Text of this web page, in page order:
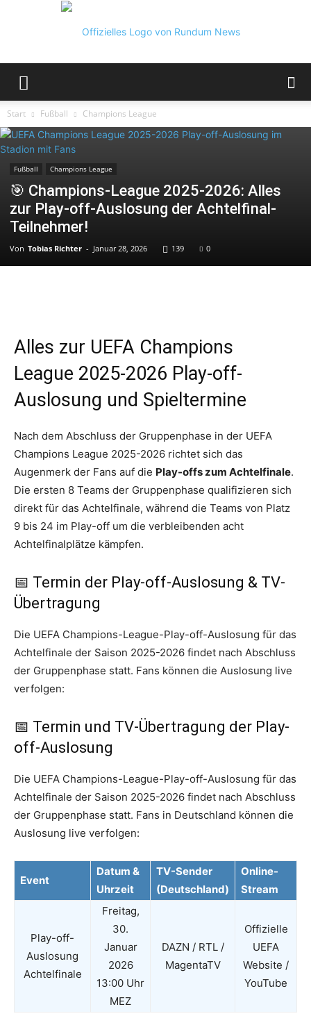
Start Fußball Champions League
Fußball Champions League
🎯 Champions-League 2025-2026: Alles
zur Play-off-Auslosung der Achtelfinal-
Teilnehmer!
Von Tobias Richter - Januar 28, 2026 139 0
Alles zur UEFA Champions
League 2025-2026 Play-off-
Auslosung und Spieltermine
Nach dem Abschluss der Gruppenphase in der UEFA
Champions League 2025-2026 richtet sich das
Augenmerk der Fans auf die Play-offs zum Achtelfinale.
Die ersten 8 Teams der Gruppenphase qualifizieren sich
direkt für das Achtelfinale, während die Teams von Platz
9 bis 24 im Play-off um die verbleibenden acht
Achtelfinalplätze kämpfen.
📅 Termin der Play-off-Auslosung & TV-
Übertragung
Die UEFA Champions-League-Play-off-Auslosung für das
Achtelfinale der Saison 2025-2026 findet nach Abschluss
der Gruppenphase statt. Fans können die Auslosung live
verfolgen:
📅 Termin und TV-Übertragung der Play-
off-Auslosung
Die UEFA Champions-League-Play-off-Auslosung für das
Achtelfinale der Saison 2025-2026 findet nach Abschluss
der Gruppenphase statt. Fans in Deutschland können die
Auslosung live verfolgen:
Event
Datum &
Uhrzeit
TV-Sender
(Deutschland)
Online-
Stream
Play-off-
Auslosung
Achtelfinale
Freitag,
30.
Januar
2026
13:00 Uhr
MEZ
DAZN / RTL /
MagentaTV
Offizielle
UEFA
Website /
YouTube